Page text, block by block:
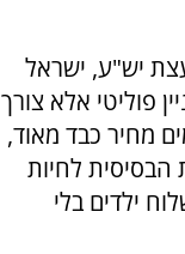
יש"ע, ישראל
פוליטי אלא צורך
מחיר כבד מאוד,
לחיות
ילדים בלי